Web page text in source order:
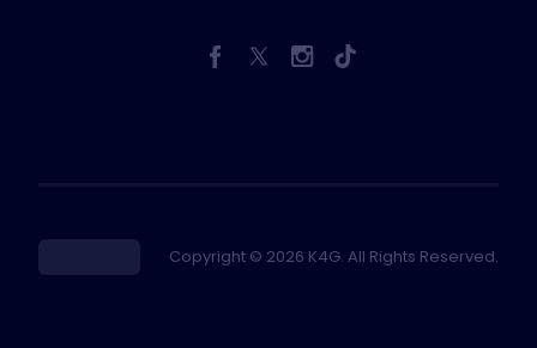
Copyright © 2026 K4G. All Rights Reserved.